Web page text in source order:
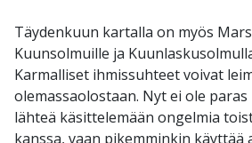
Täydenkuun kartalla on myös
Kuunsolmuille ja
Karmalliset ihmissuhteet voivat
olemassaolostaan. Nyt ei ole
lähteä käsittelemään ongelmia
kanssa, vaan pikemminkin käyttää